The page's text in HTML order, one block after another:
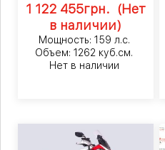
1 122 455грн. (Нет
в наличии)
Мощность: 159 л.с.
Объем: 1262 куб.см.
Нет в наличии